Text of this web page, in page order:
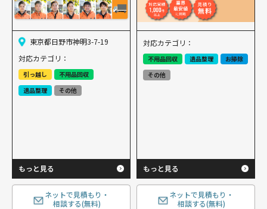
東京都日野市神明3-7-19
対応カテゴリ：
引っ越し
不用品回収
遺品整理
その他
もっと見る
ネットで見積もり・
相談する(無料)
対応カテゴリ：
不用品回収 遺品整理
お掃除
その他
もっと見る
ネットで見積もり・
相談する(無料)